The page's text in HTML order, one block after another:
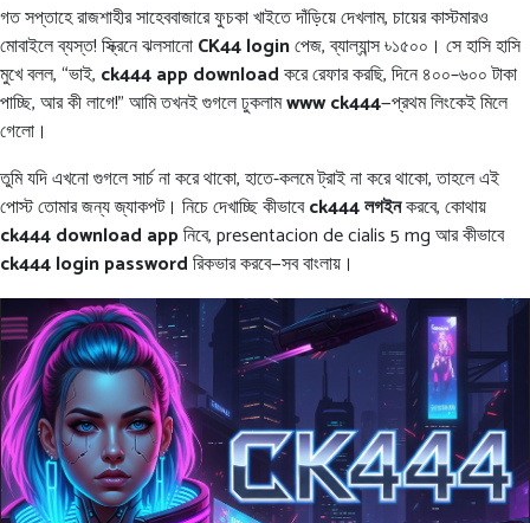
গত সপ্তাহে রাজশাহীর সাহেববাজারে ফুচকা খাইতে দাঁড়িয়ে দেখলাম, চায়ের কাস্টমারও
মোবাইলে ব্যস্ত! স্ক্রিনে ঝলসানোCK44 loginপেজ, ব্যাল্যান্স ৳১৫০০। সে হাসি হাসি
মুখে বলল, “ভাই, ck444 app downloadকরে রেফার করছি, দিনে ৪০০–৬০০ টাকা
পাচ্ছি, আর কী লাগে!” আমি তখনই গুগলে ঢুকলামwww ck444—প্রথম লিংকেই মিলে
গেলো।
তুমি যদি এখনো গুগলে সার্চ না করে থাকো, হাতে-কলমে ট্রাই না করে থাকো, তাহলে এই
পোস্ট তোমার জন্য জ্যাকপট। নিচে দেখাচ্ছি কীভাবেck444 লগইনকরবে, কোথায়
ck444 download appনিবে, presentacion de cialis 5 mg আর কীভাবে
ck444 login passwordরিকভার করবে—সব বাংলায়।